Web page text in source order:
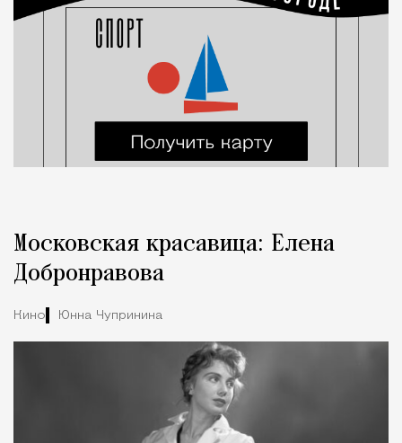
Московская красавица: Елена
Добронравова
Кино Юнна Чупринина